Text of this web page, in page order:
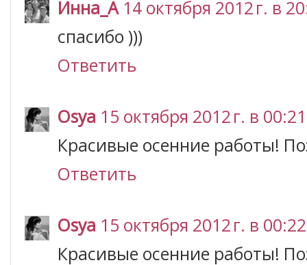
Инна_A 14 октября 2012 г. в
спасибо )))
Ответить
Osya 15 октября 2012 г. в 00:21
Красивые осенние работы!
Ответить
Osya 15 октября 2012 г. в 00:22
Красивые осенние работы!